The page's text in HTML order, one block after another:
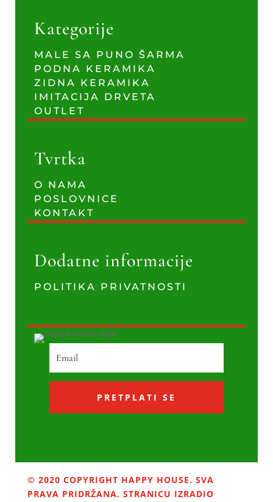
Kategorije
MALE SA PUNO ŠARMA
PODNA KERAMIKA
ZIDNA KERAMIKA
IMITACIJA DRVETA
OUTLET
Tvrtka
O NAMA
POSLOVNICE
KONTAKT
Dodatne informacije
POLITIKA PRIVATNOSTI
PRETPLATI SE
© 2020 COPYRIGHT HAPPY HOUSE. SVA
PRAVA PRIDRŽANA. STRANICU IZRADIO